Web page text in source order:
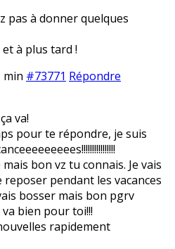
pas à donner quelques
à plus tard !
min #73771 Répondre
va!
pour te répondre, je suis
bon vz tu connais. Je vais
pendant les vacances
bosser mais bon pgrv
bien pour toi!!!
rapidement